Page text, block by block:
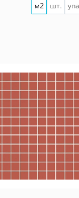
м2 шт.